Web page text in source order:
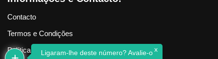
Contacto
Termos e Condições
Política de PrivacidadeLigaram-lhe deste número? Avalie-ox